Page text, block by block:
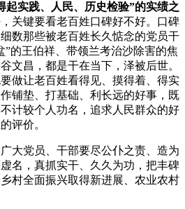
起实践、人民、历史检验”的实绩之
关键要看老百姓口碑好不好。口碑
数那些被老百姓长久惦念的党员干
”的王伯祥、带领兰考治沙除害的焦
文昌，都是干在当下，泽被后世。
做让老百姓看得见、摸得着、得实
铺垫、打基础、利长远的好事，既
计较个人功名，追求人民群众的好
评价。
广大党员、干部要尽公仆之责、造为
名，真抓实干、久久为功，把丰碑
村全面振兴取得新进展、农业农村